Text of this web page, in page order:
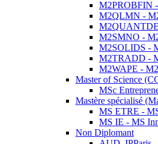
M2PROBFIN -
M2QLMN -
M2SMNO -
M2SOLIDS -
M2TRADD -
M2WAPE -
Master of Science
MSc
Mastère spécialisé
MS ETRE -
MS IE - MS
Non Diplomant